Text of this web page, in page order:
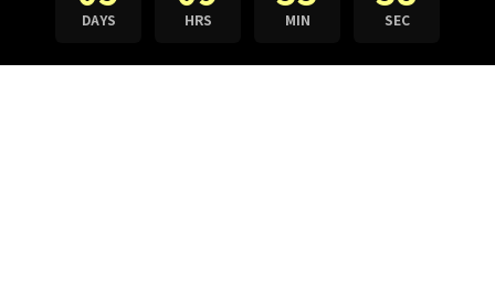
DAYS HRS MIN SEC